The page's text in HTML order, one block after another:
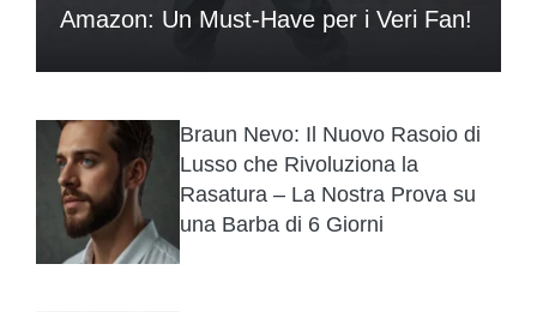
Amazon: Un Must-Have per i Veri Fan!
Braun Nevo: Il Nuovo Rasoio di
Lusso che Rivoluziona la
Rasatura – La Nostra Prova su
una Barba di 6 Giorni